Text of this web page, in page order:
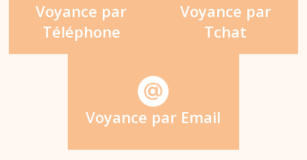
Voyance par
Téléphone
Voyance par
Tchat
Voyance par Email